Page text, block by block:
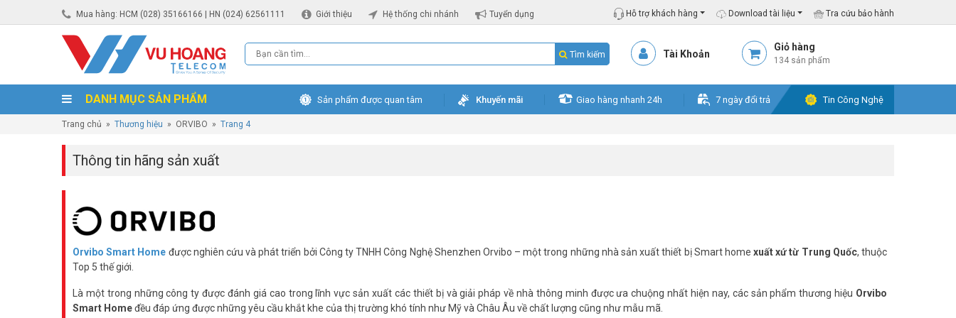
Mua hàng: HCM (028) 35166166 | HN (024) 62561111 Giới thiệu Hệ thống chi nhánh Tuyển dụng Hỗ trợ khách hàng Download tài liệu Tra cứu bảo hành
Tìm kiếm Tài Khoản
Giỏ hàng
134 sản phẩm
DANH MỤC SẢN PHẨM Sản phẩm được quan tâm Khuyến mãi Giao hàng nhanh 24h 7 ngày đổi trả Tin Công Nghệ
Trang chủ » Thương hiệu » ORVIBO » Trang 4
Thông tin hãng sản xuất
Orvibo Smart Home được nghiên cứu và phát triển bởi Công ty TNHH Công Nghệ Shenzhen Orvibo – một trong những nhà sản xuất thiết bị Smart homexuất xứ từ Trung Quốc, thuộc
Top 5 thế giới.
Là một trong những công ty được đánh giá cao trong lĩnh vực sản xuất các thiết bị và giải pháp về nhà thông minh được ưa chuộng nhất hiện nay, các sản phẩm thương hiệu Orvibo
Smart Homeđều đáp ứng được những yêu cầu khắt khe của thị trường khó tính như Mỹ và Châu Âu về chất lượng cũng như mẫu mã.